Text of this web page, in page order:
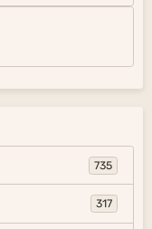
735
317